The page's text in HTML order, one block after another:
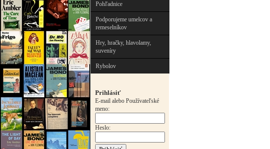
Pohľadnice
Podporujeme umelcov a
remeselníkov
Hry, hračky, hlavolamy,
suveníry
Rybolov
Prihlásiť
E-mail alebo Používateľské
meno:
Heslo: